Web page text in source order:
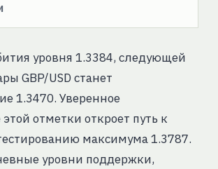
уровня 1.3384, следующей
GBP/USD станет
1.3470. Уверенное
отметки откроет путь к
максимума 1.3787.
уровни поддержки,